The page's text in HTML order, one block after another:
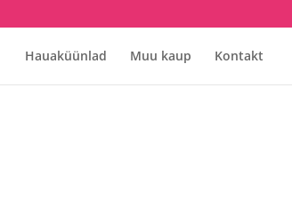
Hauaküünlad Muu kaup Kontakt